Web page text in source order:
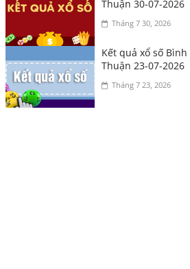
Thuận 30-07-2026
Tháng 7 30, 2026
Kết quả xổ số Bình
Thuận 23-07-2026
Tháng 7 23, 2026